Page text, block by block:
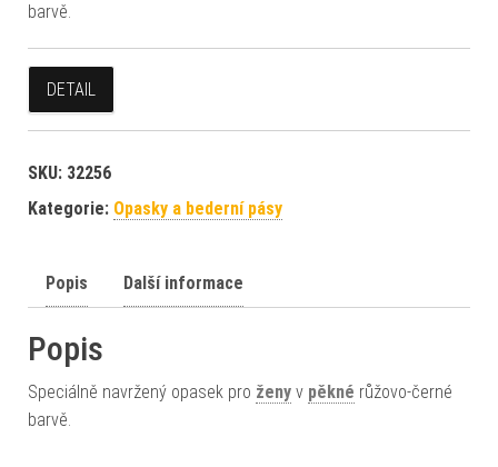
barvě.
DETAIL
SKU: 32256
Kategorie: Opasky a bederní pásy
Popis Další informace
Popis
Speciálně navržený opasek pro ženy v pěkné růžovo-černé
barvě.